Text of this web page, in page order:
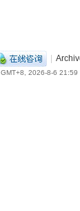
|
GMT+8, 2026-8-6 21:59